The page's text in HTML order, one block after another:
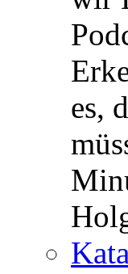
es,